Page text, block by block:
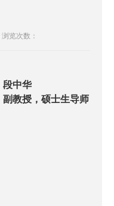
浏览次数：
段中华
副教授，硕士生导师